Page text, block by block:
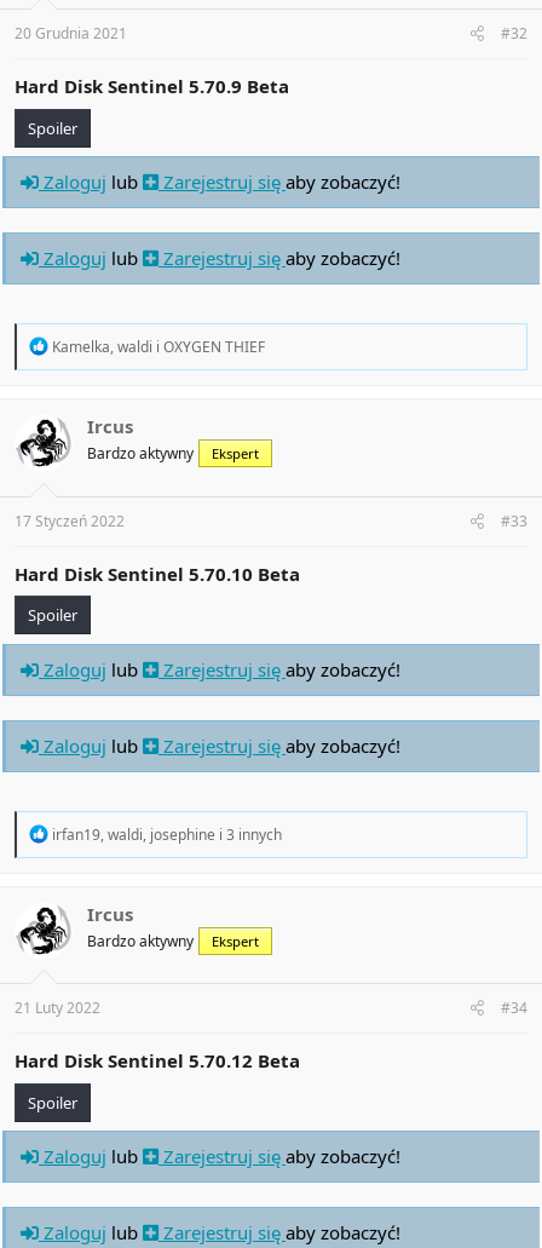
s
:
20 Grudnia 2021 #32
Hard Disk Sentinel 5.70.9 Beta
Spoiler
Zaloguj lub Zarejestruj się aby zobaczyć!
Zaloguj lub Zarejestruj się aby zobaczyć!
R
t
i
o
s
:
Kamelka,waldi i OXYGEN THIEF
Ircus
Bardzo aktywny Ekspert
17 Styczeń 2022 #33
Hard Disk Sentinel 5.70.10 Beta
Spoiler
Zaloguj lub Zarejestruj się aby zobaczyć!
Zaloguj lub Zarejestruj się aby zobaczyć!
R
t
i
o
s
:
irfan19,waldi, josephine i 3 innych
Ircus
Bardzo aktywny Ekspert
21 Luty 2022 #34
Hard Disk Sentinel 5.70.12 Beta
Spoiler
Zaloguj lub Zarejestruj się aby zobaczyć!
Zaloguj lub Zarejestruj się aby zobaczyć!